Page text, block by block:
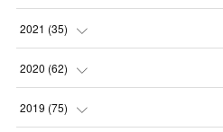
(2
(3
(2
(4
(3
(3
(7
(11 )
(8
2021 (35)
(5
(7
2020 (62)
(6
2019 (75)